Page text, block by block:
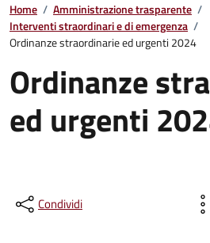
Home / Amministrazione trasparente /
Interventi straordinari e di emergenza /
Ordinanze straordinarie ed urgenti 2024
Ordinanze
ed urgenti
Condividi